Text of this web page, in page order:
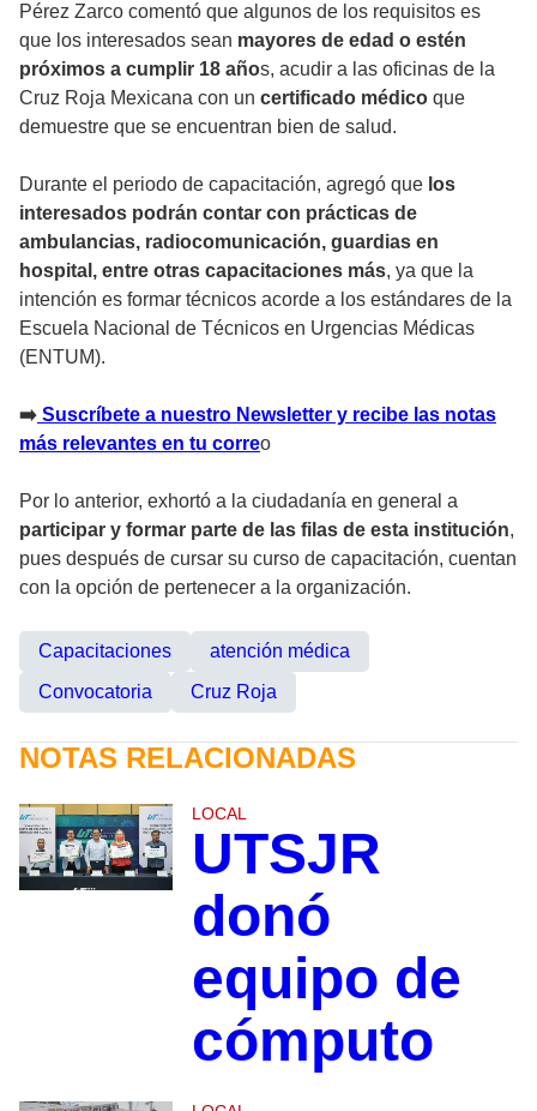
Pérez Zarco comentó que algunos de los requisitos es
que los interesados sean mayores de edad o estén
próximos a cumplir 18 años, acudir a las oficinas de la
Cruz Roja Mexicana con un certificado médico que
demuestre que se encuentran bien de salud.
Durante el periodo de capacitación, agregó que los
interesados podrán contar con prácticas de
ambulancias, radiocomunicación, guardias en
hospital, entre otras capacitaciones más, ya que la
intención es formar técnicos acorde a los estándares de la
Escuela Nacional de Técnicos en Urgencias Médicas
(ENTUM).
➡ Suscríbete a nuestro Newsletter y recibe las notas
más relevantes en tu correo
Por lo anterior, exhortó a la ciudadanía en general a
participar y formar parte de las filas de esta institución,
pues después de cursar su curso de capacitación, cuentan
con la opción de pertenecer a la organización.
Capacitaciones
atención médica
Convocatoria
Cruz Roja
NOTAS RELACIONADAS
LOCAL
UTSJR
donó
equipo de
cómputo